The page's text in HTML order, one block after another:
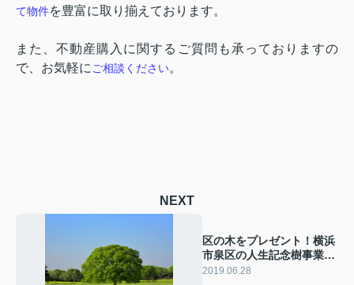
て物件を豊富に取り揃えております。
また、不動産購入に関するご質問も承っておりますの
で、お気軽に ご相談ください。
NEXT
区の木をプレゼント！横浜
市泉区の人生記念樹事業と
は？
2019.06.28